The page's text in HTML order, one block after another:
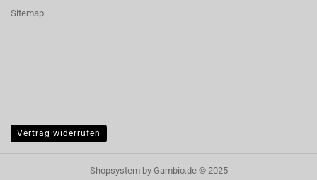
Sitemap
Vertrag widerrufen
Shopsystemby Gambio.de © 2025